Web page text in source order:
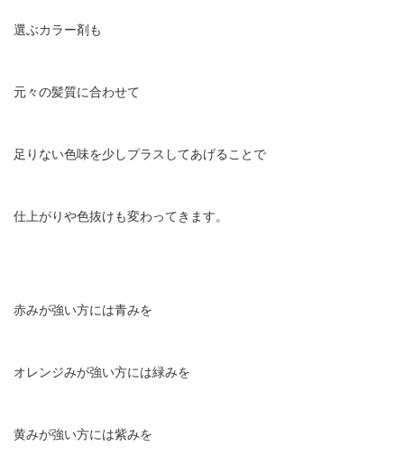
選ぶカラー剤も
元々の髪質に合わせて
足りない色味を少しプラスしてあげることで
仕上がりや色抜けも変わってきます。
赤みが強い方には青みを
オレンジみが強い方には緑みを
黄みが強い方には紫みを